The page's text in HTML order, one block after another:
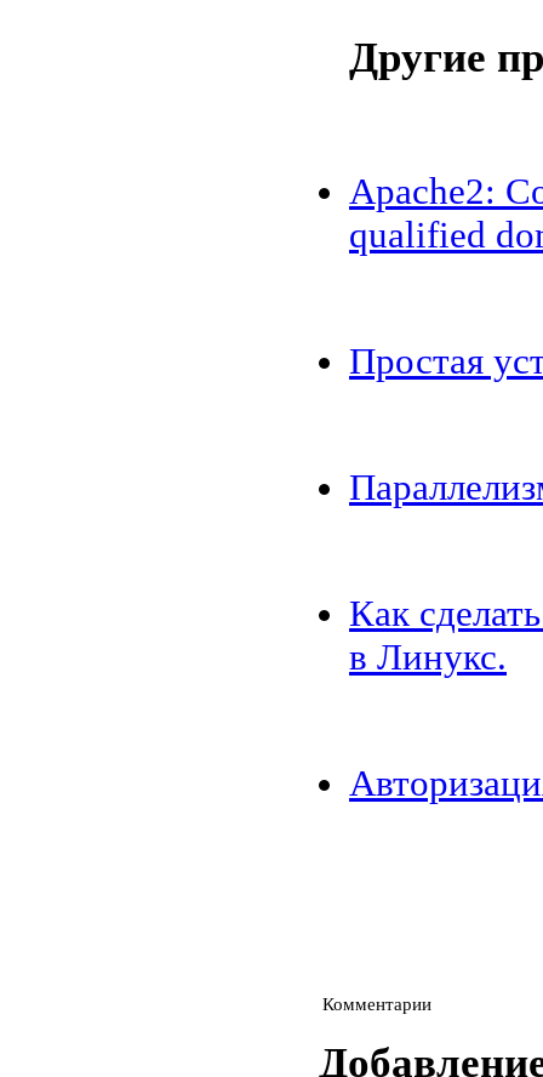
Другие
Apache2:
qualified
Простая
Как
в Линукс.
Комментарии